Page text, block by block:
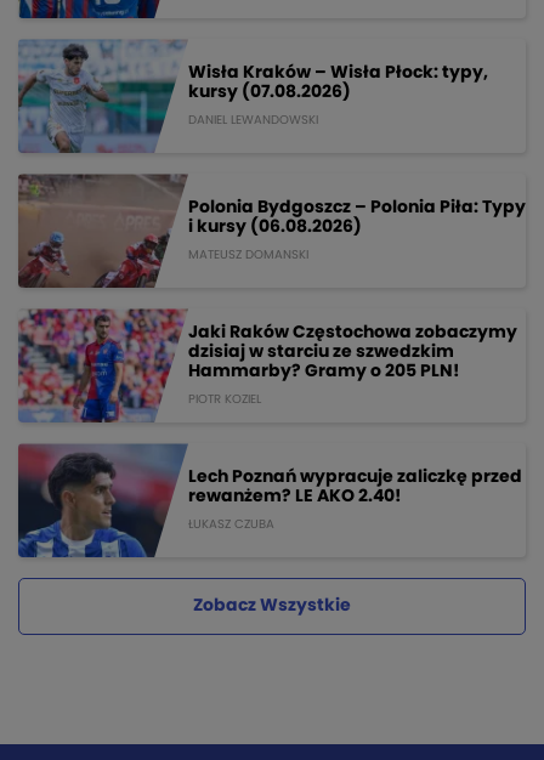
Wisła Kraków – Wisła Płock: typy,
kursy (07.08.2026)
DANIEL LEWANDOWSKI
Polonia Bydgoszcz – Polonia Piła: Typy
i kursy (06.08.2026)
MATEUSZ DOMANSKI
Jaki Raków Częstochowa zobaczymy
dzisiaj w starciu ze szwedzkim
Hammarby? Gramy o 205 PLN!
PIOTR KOZIEL
Lech Poznań wypracuje zaliczkę przed
rewanżem? LE AKO 2.40!
ŁUKASZ CZUBA
Zobacz Wszystkie